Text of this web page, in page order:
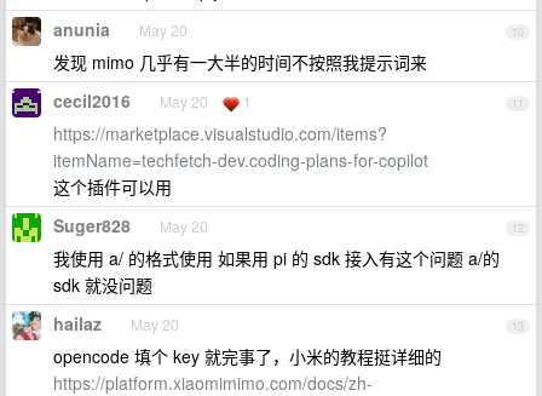
10
anunia May 20
发现 mimo 几乎有一大半的时间不按照我提示词来
11
cecil2016 May 20 1
https://marketplace.visualstudio.com/items?
itemName=techfetch-dev.coding-plans-for-copilot
这个插件可以用
12
Suger828 May 20
我使用 a/ 的格式使用 如果用 pi 的 sdk 接入有这个问题 a/的
sdk 就没问题
13
hailaz May 20
opencode 填个 key 就完事了，小米的教程挺详细的
https://platform.xiaomimimo.com/docs/zh-